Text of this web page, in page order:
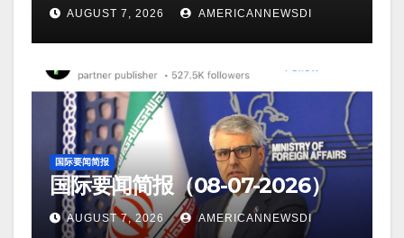
AUGUST 7, 2026 AMERICANNEWSDI
国际要闻简报
国际要闻简报（08-07-2026）
AUGUST 7, 2026 AMERICANNEWSDI